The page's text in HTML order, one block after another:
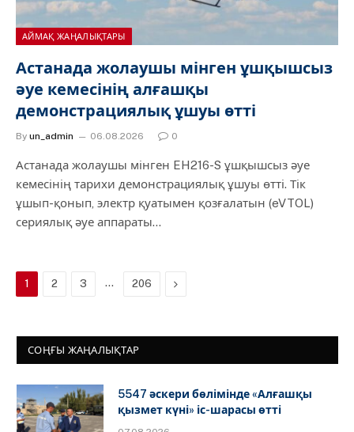
АЙМАҚ ЖАҢАЛЫҚТАРЫ
Астанада жолаушы мінген ұшқышсыз
әуе кемесінің алғашқы
демонстрациялық ұшуы өтті
By un_admin 06.08.2026 0
Астанада жолаушы мінген EH216-S ұшқышсыз әуе
кемесінің тарихи демонстрациялық ұшуы өтті. Тік
ұшып-қонып, электр қуатымен қозғалатын (eVTOL)
сериялық әуе аппараты…
1 2 3 … 206 Next
СОҢҒЫ ЖАҢАЛЫҚТАР
5547 әскери бөлімінде «Алғашқы
қызмет күні» іс-шарасы өтті